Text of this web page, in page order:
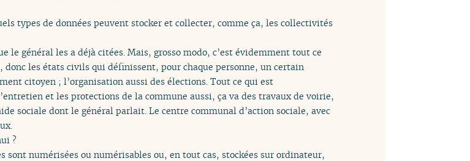
types de données peuvent stocker et collecter, comme ça, les collectivités
le général les a déjà citées. Mais, grosso modo, c’est évidemment tout ce
donc les états civils qui définissent, pour chaque personne, un certain
citoyen ; l’organisation aussi des élections. Tout ce qui est
et les protections de la commune aussi, ça va des travaux de voirie,
sociale dont le général parlait. Le centre communal d’action sociale, avec
?
sont numérisées ou numérisables ou, en tout cas, stockées sur ordinateur,